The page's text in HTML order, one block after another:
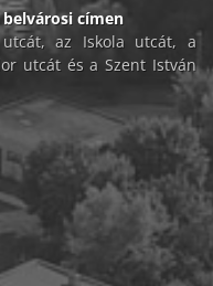
címen
az Iskola utcát, a
utcát és a Szent István